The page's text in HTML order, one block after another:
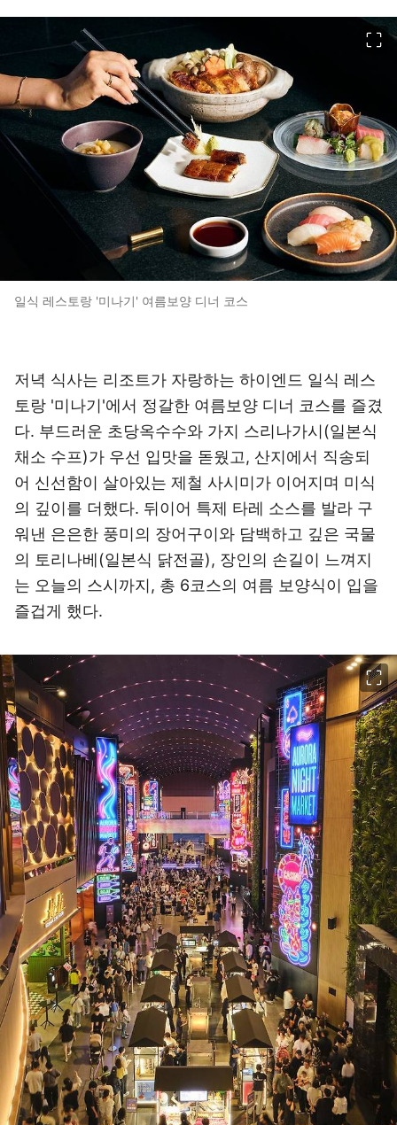
일식 레스토랑 '미나기' 여름보양 디너 코스
저녁 식사는 리조트가 자랑하는 하이엔드 일식 레스
토랑 '미나기'에서 정갈한 여름보양 디너 코스를 즐겼
다. 부드러운 초당옥수수와 가지 스리나가시(일본식
채소 수프)가 우선 입맛을 돋웠고, 산지에서 직송되
어 신선함이 살아있는 제철 사시미가 이어지며 미식
의 깊이를 더했다. 뒤이어 특제 타레 소스를 발라 구
워낸 은은한 풍미의 장어구이와 담백하고 깊은 국물
의 토리나베(일본식 닭전골), 장인의 손길이 느껴지
는 오늘의 스시까지, 총 6코스의 여름 보양식이 입을
즐겁게 했다.